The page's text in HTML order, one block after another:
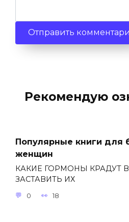
Рекомендую
Популярные книги для
женщин
КАКИЕ ГОРМОНЫ КРАДУТ
ЗАСТАВИТЬ ИХ
0 18